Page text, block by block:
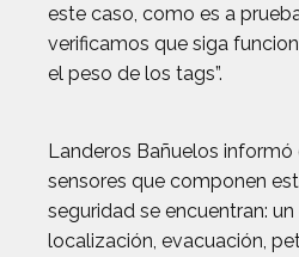
este caso, como es a
verificamos que siga
el peso de los tags”.
Landeros Bañuelos informó
sensores que componen
seguridad se encuentran:
localización, evacuación,